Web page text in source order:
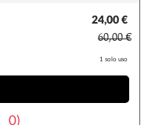
24,00 €
60,00 €
1 solo uso
0)